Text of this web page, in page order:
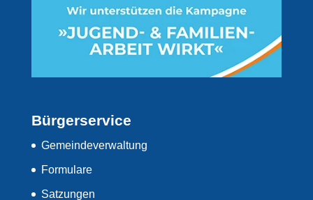
Bürgerservice
Gemeindeverwaltung
Formulare
Satzungen